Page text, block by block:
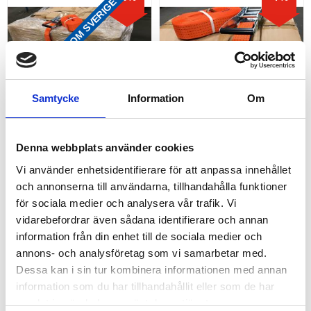
Samtycke Information Om
Denna webbplats använder cookies
Vi använder enhetsidentifierare för att anpassa innehållet
och annonserna till användarna, tillhandahålla funktioner
för sociala medier och analysera vår trafik. Vi
vidarebefordrar även sådana identifierare och annan
information från din enhet till de sociala medier och
annons- och analysföretag som vi samarbetar med.
Dessa kan i sin tur kombinera informationen med annan
information som du har tillhandahållit eller som de har
samlat in när du har använt deras tjänster.
SPÄNNBAND 5 TON 6,0
Prisvärda spännband i 100
pack. Dessa spännband i
tvådelad 5-tons spännband i
tätvävd polyester med kraftiga
5-tons krokar.
11 600,00 KR
12 700,00KR
FRAKTFRITT INOM SVERIGE
Lägg till i favoriter
SPÄNNBAND 5 TON 10
Prisvärda spännband i 10 pack.
Dessa spännband i storpack
innehåller 10st tvådelad 5-tons
spännband i tätvävd polyester
med kraftiga 5-tons krokar.
1 280,00
1 370,00 KR
17% 16%